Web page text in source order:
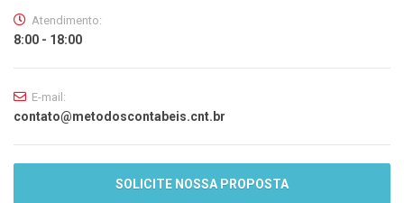
Atendimento:
8:00 - 18:00
E-mail:
contato@metodoscontabeis.cnt.br
SOLICITE NOSSA PROPOSTA